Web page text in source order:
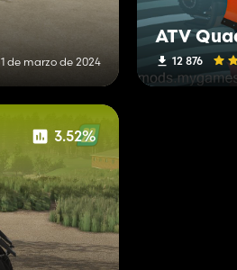
1 de marzo de 2024
ATV
12 876
3.52%